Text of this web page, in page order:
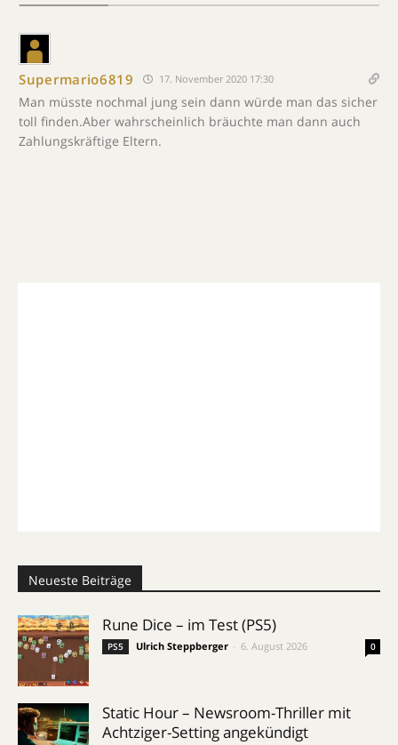
Supermario6819 17. November 2020 17:30
Man müsste nochmal jung sein dann würde man das sicher
toll finden.Aber wahrscheinlich bräuchte man dann auch
Zahlungskräftige Eltern.
Neueste Beiträge
Rune Dice – im Test (PS5)
PS5 Ulrich Steppberger 6. August 2026 0
Static Hour – Newsroom-Thriller mit
Achtziger-Setting angekündigt